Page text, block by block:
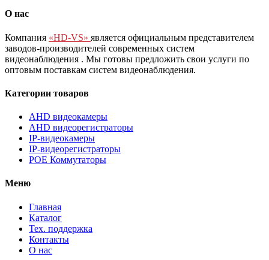
О нас
Компания «HD-VS» является официальным представителем
заводов-производителей современных систем
видеонаблюдения . Мы готовы предложить свои услуги по
оптовым поставкам систем видеонаблюдения.
Категории товаров
AHD видеокамеры
AHD видеорегистраторы
IP-видеокамеры
IP-видеорегистраторы
POE Коммутаторы
Меню
Главная
Каталог
Тех. поддержка
Контакты
О нас